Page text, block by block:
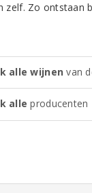
Zo ontstaan
alle wijnen van
alle producenten